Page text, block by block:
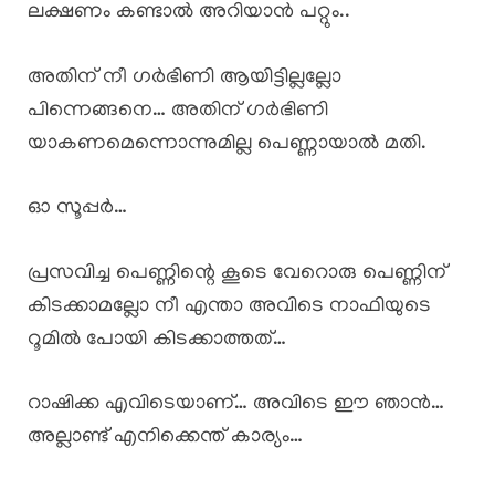
ലക്ഷണം കണ്ടാൽ അറിയാൻ പറ്റും..
അതിന് നീ ഗർഭിണി ആയിട്ടില്ലല്ലോ
പിന്നെങ്ങനെ… അതിന് ഗർഭിണി
യാകണമെന്നൊന്നുമില്ല പെണ്ണായാൽ മതി.
ഓ സൂപ്പർ…
പ്രസവിച്ച പെണ്ണിന്റെ കൂടെ വേറൊരു പെണ്ണിന്
കിടക്കാമല്ലോ നീ എന്താ അവിടെ നാഫിയുടെ
റൂമിൽ പോയി കിടക്കാത്തത്…
റാഷിക്ക എവിടെയാണ്… അവിടെ ഈ ഞാൻ…
അല്ലാണ്ട് എനിക്കെന്ത് കാര്യം…